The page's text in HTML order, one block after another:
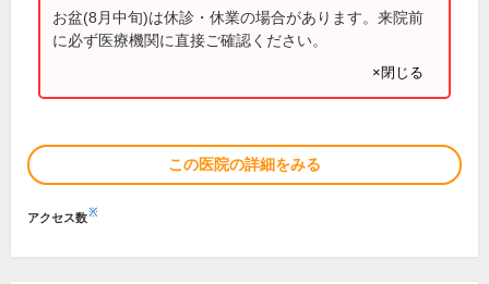
お盆(8月中旬)は休診・休業の場合があります。来院前
に必ず医療機関に直接ご確認ください。
×閉じる
この医院の詳細をみる
アクセス数※